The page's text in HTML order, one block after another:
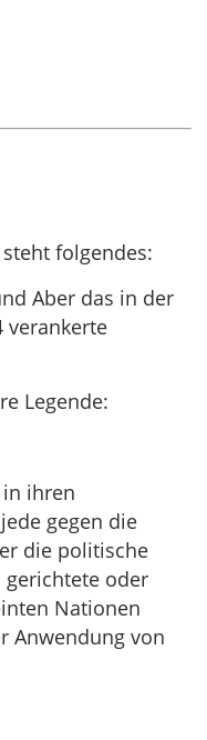
folgendes:
Aber das in der
verankerte
Legende:
ihren
gegen die
die politische
gerichtete oder
Nationen
Anwendung von